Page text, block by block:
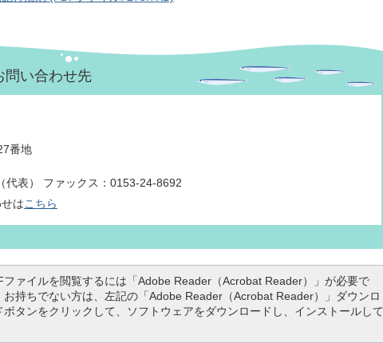
問い合わせ先
番地
代表） ファックス：0153-24-8692
はこちら
ファイルを閲覧するには「Adobe Reader（Acrobat Reader）」が必要で
お持ちでない方は、左記の「Adobe Reader（Acrobat Reader）」ダウンロ
ボタンをクリックして、ソフトウェアをダウンロードし、インストールして